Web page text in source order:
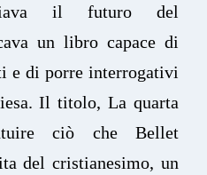
il futuro del
un libro capace di
e di porre interrogativi
Il titolo, La quarta
ciò che Bellet
del cristianesimo, un